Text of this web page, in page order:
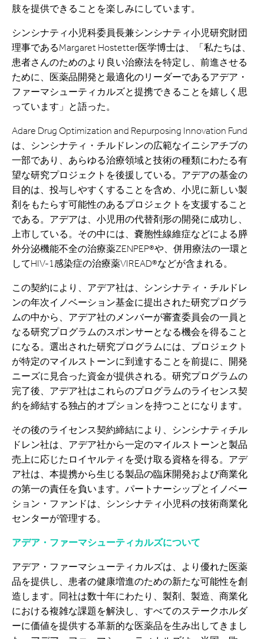
肢を提供できることを楽しみにしています。
シンシナティ小児科委員長兼シンシナティ小児研究財団
理事であるMargaret Hostetter医学博士は、「私たちは、
患者さんのためのより良い治療法を特定し、前進させる
ために、医薬品開発と最適化のリーダーであるアデア・
ファーマシューティカルズと提携できることを嬉しく思
っています」と語った。
Adare Drug Optimization and Repurposing Innovation Fund
は、シンシナティ・チルドレンの広範なイニシアチブの
一部であり、あらゆる治療領域と技術の種類にわたる有
望な研究プロジェクトを後援している。アデアの基金の
目的は、投与しやすくすることを含め、小児に新しい製
剤をもたらす可能性のあるプロジェクトを支援すること
である。アデアは、小児用の代替剤形の開発に成功し、
上市している。その中には、嚢胞性線維症などによる膵
外分泌機能不全の治療薬ZENPEP®や、併用療法の一環と
してHIV-1感染症の治療薬VIREAD®などが含まれる。
この契約により、アデア社は、シンシナティ・チルドレ
ンの年次イノベーション基金に提出された研究プログラ
ムの中から、アデア社のメンバーが審査委員会の一員と
なる研究プログラムのスポンサーとなる機会を得ること
になる。選出された研究プログラムには、プロジェクト
が特定のマイルストーンに到達することを前提に、開発
ニーズに見合った資金が提供される。研究プログラムの
完了後、アデア社はこれらのプログラムのライセンス契
約を締結する独占的オプションを持つことになります。
その後のライセンス契約締結により、シンシナティチル
ドレン社は、アデア社から一定のマイルストーンと製品
売上に応じたロイヤルティを受け取る資格を得る。アデ
ア社は、本提携から生じる製品の臨床開発および商業化
の第一の責任を負います。パートナーシップとイノベー
ション・ファンドは、シンシナティ小児科の技術商業化
センターが管理する。
アデア・ファーマシューティカルズについて
アデア・ファーマシューティカルズは、より優れた医薬
品を提供し、患者の健康増進のための新たな可能性を創
造します。同社は数十年にわたり、製剤、製造、商業化
における複雑な課題を解決し、すべてのステークホルダ
ーに価値を提供する革新的な医薬品を生み出してきまし